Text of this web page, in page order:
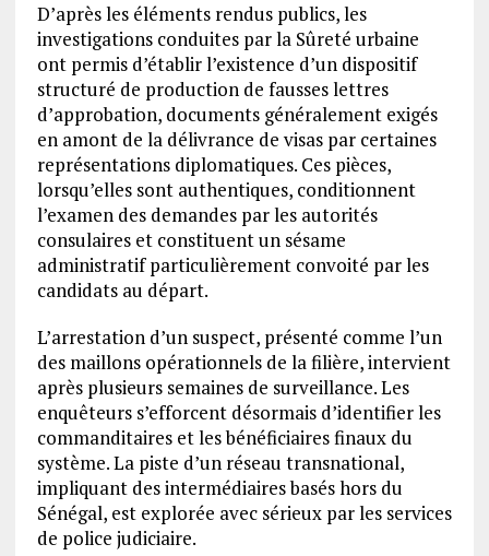
D’après les éléments rendus publics, les
investigations conduites par la Sûreté urbaine
ont permis d’établir l’existence d’un dispositif
structuré de production de fausses lettres
d’approbation, documents généralement exigés
en amont de la délivrance de visas par certaines
représentations diplomatiques. Ces pièces,
lorsqu’elles sont authentiques, conditionnent
l’examen des demandes par les autorités
consulaires et constituent un sésame
administratif particulièrement convoité par les
candidats au départ.
L’arrestation d’un suspect, présenté comme l’un
des maillons opérationnels de la filière, intervient
après plusieurs semaines de surveillance. Les
enquêteurs s’efforcent désormais d’identifier les
commanditaires et les bénéficiaires finaux du
système. La piste d’un réseau transnational,
impliquant des intermédiaires basés hors du
Sénégal, est explorée avec sérieux par les services
de police judiciaire.